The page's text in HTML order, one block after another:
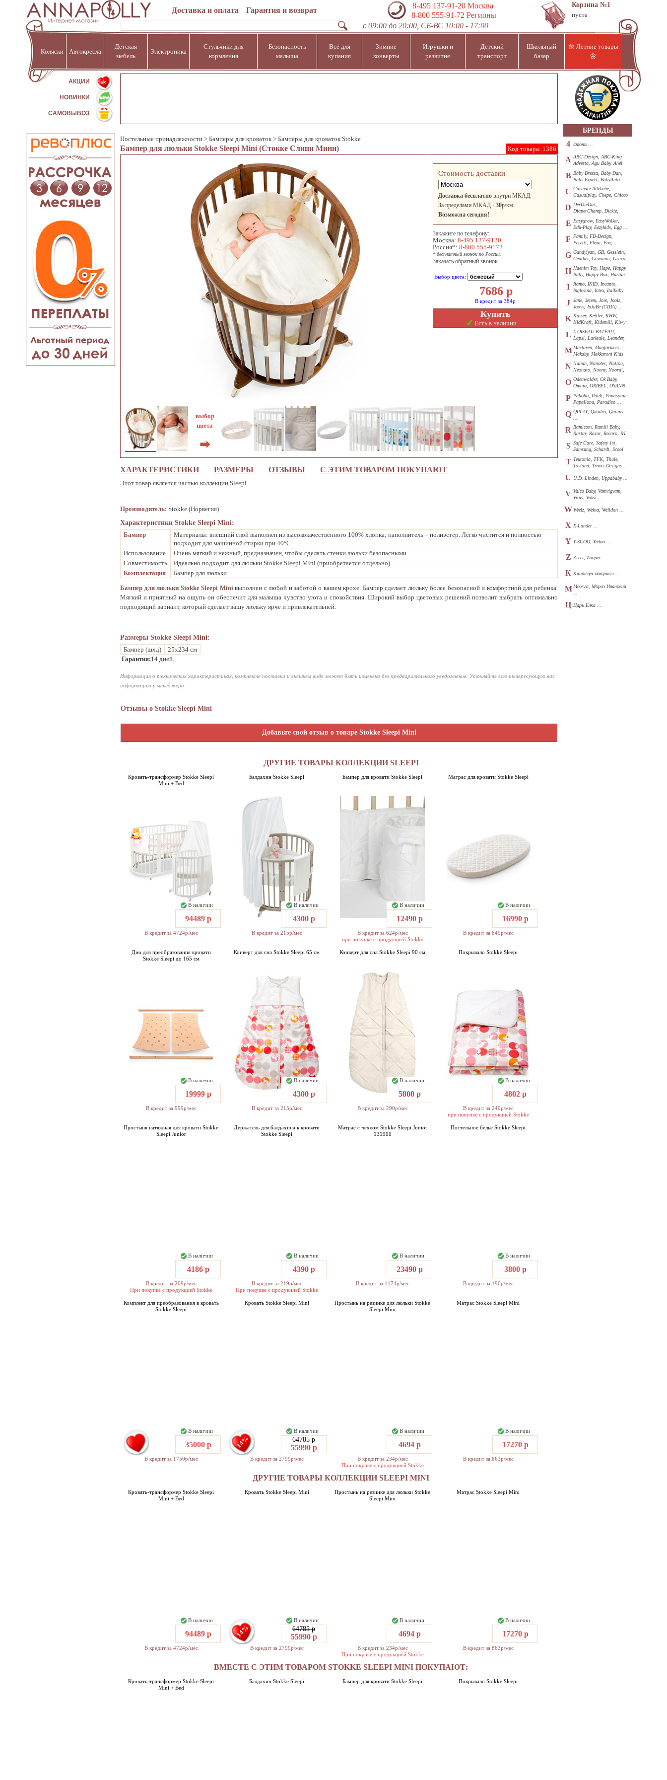
Доставка и оплата Гарантия и возврат
8-495 137-91-20Москва
8-800 555-91-72 Регионы
с 09:00 до 20:00, СБ-ВС 10:00 - 17:00
Корзина №1
пуста
Коляски Автокресла
Детская
мебель
Электроника
Стульчики для
кормления
Безопасность
малыша
Всё для
купания
Зимние
конверты
Игрушки и
развитие
Детский
транспорт
Школьный
базар
🌼 Летние товары
🌼
АКЦИИ %
НОВИНКИ
САМОВЫВОЗ
Постельные принадлежности > Бамперы для кроваток > Бамперы для кроваток Stokke
Код товара: 1386
Бампер для люльки Stokke Sleepi Mini (Стокке Слипи Мини)
Стоимость доставки
Доставка бесплатно внутри МКАД.
За пределами МКАД - 30р/км.
Возможна сегодня!
Закажите по телефону:
Москва: 8-495 137-9120
Россия*: 8-800 555-9172
* бесплатный звонок по России.
Заказать обратный звонок
Выбор цвета:
7686 р
В кредит за 384р
Купить
✓ Есть в наличии
выбор
цвета
➡
ХАРАКТЕРИСТИКИ РАЗМЕРЫ ОТЗЫВЫ С ЭТИМ ТОВАРОМ ПОКУПАЮТ
Этот товар является частью коллекции Sleepi
Производитель: Stokke (Норвегия)
Характеристики Stokke Sleepi Mini:
Бампер
Материалы: внешний слой выполнен из высококачественного 100% хлопка; наполнитель – полиэстер. Легко чистится и полностью
подходит для машинной стирки при 40°C
Использование
Очень мягкий и нежный, предназначен, чтобы сделать стенки люльки безопасными
Совместимость
Идеально подходит для люльки Stokke Sleepi Mini (приобретается отдельно)
Комплектация
Бампер для люльки
Бампер для люльки Stokke Sleepi Miniвыполнен с любой и заботой о вашем крохе. Бампер сделает люльку более безопасной и комфортной для ребенка.
Мягкий и приятный на ощупь он обеспечит для малыша чувство уюта и спокойствия. Широкий выбор цветовых решений позволит выбрать оптимально
подходящий вариант, который сделает вашу люльку ярче и привлекательней.
Размеры Stokke Sleepi Mini:
Бампер (шхд)
25х234 см
Гарантия:14 дней.
Информация о технических характеристиках, комплекте поставки и внешнем виде может быть изменена без предварительного уведомления. Уточняйте всю интересующую вас
информацию у менеджера.
Отзывы о Stokke Sleepi Mini
Добавьте свой отзыв о товаре Stokke Sleepi Mini
ДРУГИЕ ТОВАРЫ КОЛЛЕКЦИИ SLEEPI
Кровать-трансформер Stokke Sleepi
Mini + Bed
В наличии
94489 р
В кредит за 4724р/мес
Балдахин Stokke Sleepi
В наличии
4300 р
В кредит за 215р/мес
Бампер для кровати Stokke Sleepi
В наличии
12490 р
В кредит за 624р/мес
при покупке с продукцией Stokke
Матрас для кровати Stokke Sleepi
В наличии
16990 р
В кредит за 849р/мес
Дно для преобразования кровати
Stokke Sleepi до 165 см
В наличии
19999 р
В кредит за 999р/мес
Конверт для сна Stokke Sleepi 65 см
В наличии
4300 р
В кредит за 215р/мес
Конверт для сна Stokke Sleepi 90 см
В наличии
5800 р
В кредит за 290р/мес
Покрывало Stokke Sleepi
В наличии
4802 р
В кредит за 240р/мес
при покупке с продукцией Stokke
Простыня натяжная для кровати Stokke
Sleepi Junior
В наличии
4186 р
В кредит за 209р/мес
При покупке с продукцией Stokke
Держатель для балдахина к кровати
Stokke Sleepi
В наличии
4390 р
В кредит за 219р/мес
При покупке с продукцией Stokke
Матрас с чехлом Stokke Sleepi Junior
131900
В наличии
23490 р
В кредит за 1174р/мес
Постельное белье Stokke Sleepi
В наличии
3800 р
В кредит за 190р/мес
Комплект для преобразования в кровать
Stokke Sleepi
В наличии
35000 р
В кредит за 1750р/мес
Кровать Stokke Sleepi Mini
14%
В наличии
64785 р
55990 р
В кредит за 2799р/мес
Простынь на резинке для люльки Stokke
Sleepi Mini
В наличии
4694 р
В кредит за 234р/мес
При покупке с продукцией Stokke
Матрас Stokke Sleepi Mini
В наличии
17270 р
В кредит за 863р/мес
ДРУГИЕ ТОВАРЫ КОЛЛЕКЦИИ SLEEPI MINI
Кровать-трансформер Stokke Sleepi
Mini + Bed
В наличии
94489 р
В кредит за 4724р/мес
Кровать Stokke Sleepi Mini
14%
В наличии
64785 р
55990 р
В кредит за 2799р/мес
Простынь на резинке для люльки Stokke
Sleepi Mini
В наличии
4694 р
В кредит за 234р/мес
При покупке с продукцией Stokke
Матрас Stokke Sleepi Mini
В наличии
17270 р
В кредит за 863р/мес
ВМЕСТЕ С ЭТИМ ТОВАРОМ STOKKE SLEEPI MINI ПОКУПАЮТ:
Кровать-трансформер Stokke Sleepi
Mini + Bed
Балдахин Stokke Sleepi Бампер для кровати Stokke Sleepi Покрывало Stokke Sleepi
БРЕНДЫ
4 4moms ...
A ABC-Design, ABC-King
Advesta, Agu Baby, Anel
B Baby Brezza, Baby Dan,
Baby Expert, BabyAuto ...
C Carmate Ailebebe,
Casualplay, Chepe, Chicco
D DerDieDas,
DiaperChamp, Dickie,
E Easygrow, EasyWalker,
Edu-Play, Eezykids, Egg ...
F
Family, FD-Design,
Feretti, Flexa, Fox,
G Gandylyan, GB, Gesslein,
Geuther, Giovanni, Graco
H Haenim Toy, Hape, Happy
Baby, Happy Box, Hartan
I
Iiamo, IKID, Incanto,
Inglesina, Intex, Italbaby
J
Jane, Jetem, Joie, Joolz,
Joovy, JuJuBe (США) ...
K Kaiser, Kettler, KHW,
KidKraft, Kidsmill, Kiwy
L L'OISEAU BATEAU,
Lapsi, Larktale, Leander,
M Maclaren, Magformers,
Makaby, Makkaroni Kids
N Nanan, Nanotec, Nattou,
Neonato, Noony, Noordi,
O Odenwalder, Ok Baby,
Omnio, ORIBEL, OSANN,
P Pabobo, Paidi, Panasonic,
Papallona, Paradiso ...
Q QPLAY, Quadro, Quinny
R Ramicom, Ramili Baby,
Rastar, Razor, Recaro, RT
S Safe Care, Safety 1st,
Samsung, Schardt, Scool
T Teutonia, TFK, Thule,
Toyland, Travis Designs ...
U U.D. Linden, Uppababy ...
V Valco Baby, Vamvigvam,
Vitus, Voksi ...
WWeelz, Weina, Welldon ...
X X-Lander ...
Y Y-SCOO, Yedoo ...
Z Zizzz, Zooper ...
К Капризун матрасы ...
М Можга, Мороз Иванович
Ц Царь Елка ...